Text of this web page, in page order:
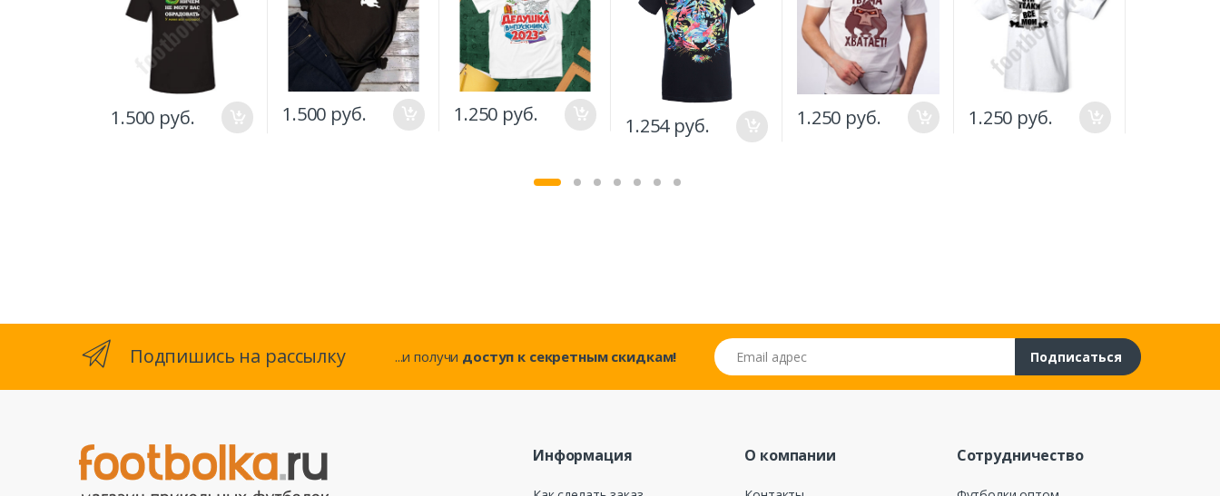
1.500 руб. 1.500 руб. 1.250 руб. 1.254 руб. 1.250 руб. 1.250 руб.
Подпишись на рассылку ...и получи доступ к секретным скидкам!
Email адрес
Подписаться
Информация О компании Сотрудничество